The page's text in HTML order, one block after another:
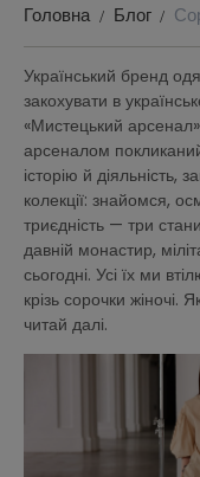
Головна Блог
Український бренд
закохувати в
«Мистецький
арсеналом
історію й діяльність,
колекції: знайомся,
триєдність — три
давній монастир,
сьогодні. Усі їх ми
крізь сорочки жіночі.
читай далі.